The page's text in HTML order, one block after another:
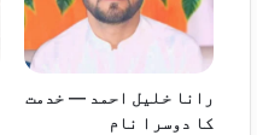
رانا خلیل احمد — خدمت
کا دوسرا نام